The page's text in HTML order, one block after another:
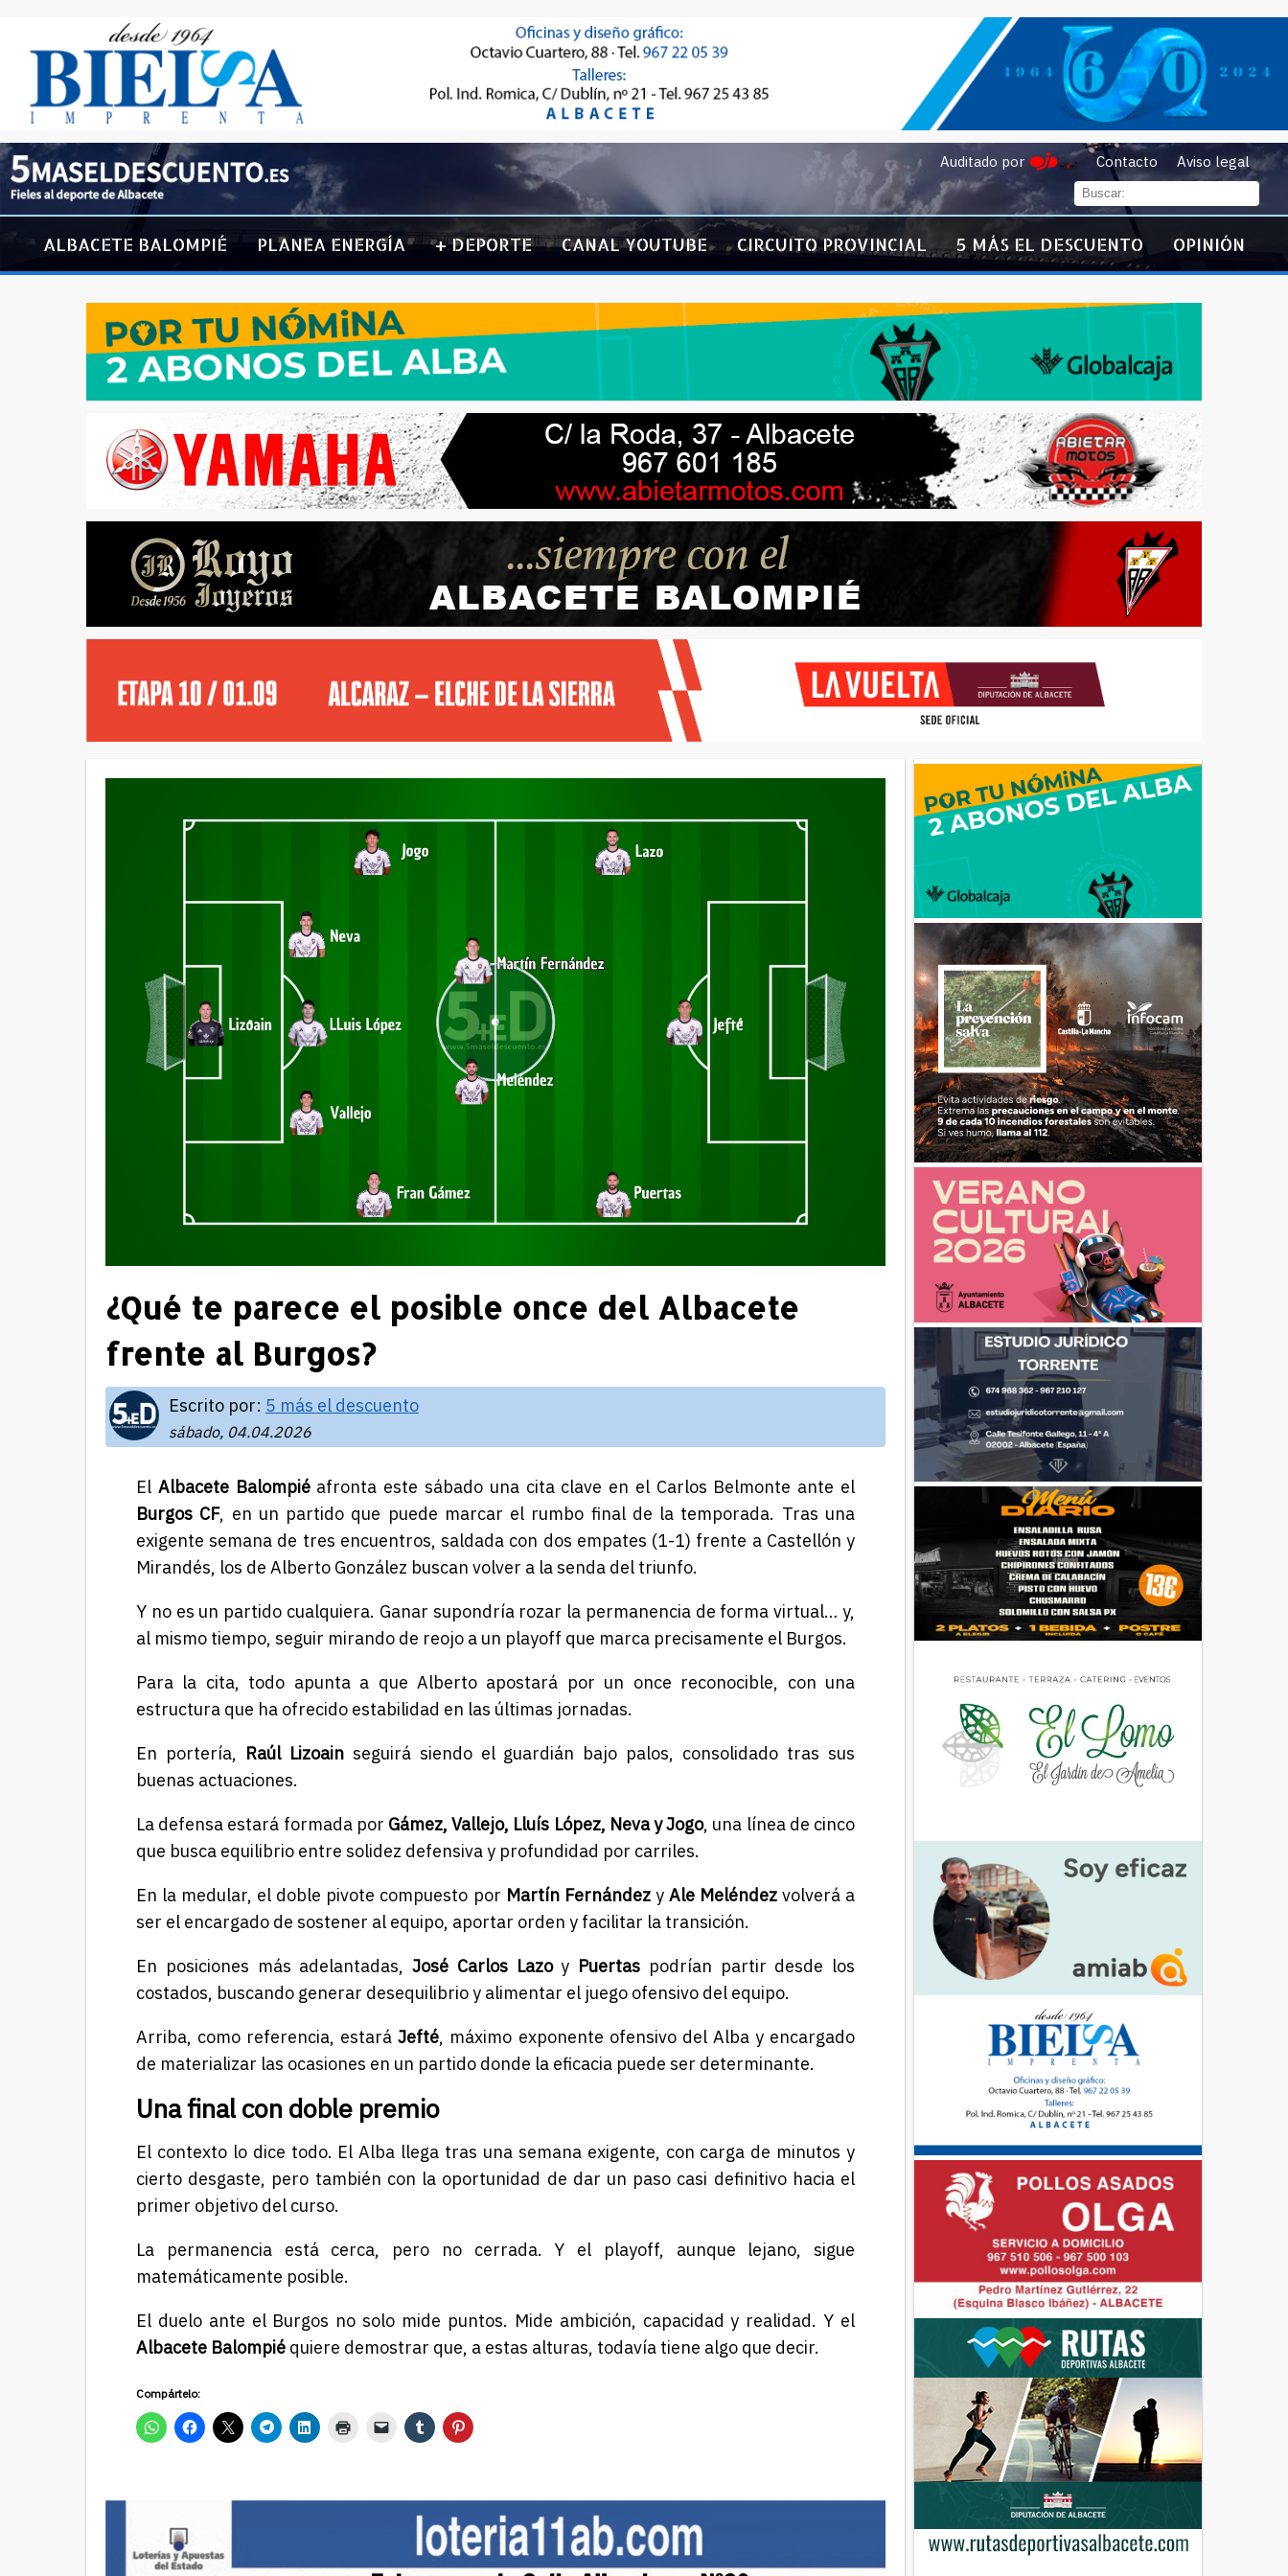
Auditado por Contacto Aviso legal
ALBACETE BALOMPIÉ PLANEA ENERGÍA + DEPORTE CANAL YOUTUBE CIRCUITO PROVINCIAL 5 MÁS EL DESCUENTO OPINIÓN
¿Qué te parece el posible once del Albacete
frente al Burgos?
Escrito por: 5 más el descuento
sábado, 04.04.2026
El Albacete Balompiéafronta este sábado una cita clave en el Carlos Belmonte ante el
Burgos CF, en un partido que puede marcar el rumbo final de la temporada. Tras una
exigente semana de tres encuentros, saldada con dos empates (1-1) frente a Castellón y
Mirandés, los de Alberto González buscan volver a la senda del triunfo.
Y no es un partido cualquiera. Ganar supondría rozar la permanencia de forma virtual… y,
al mismo tiempo, seguir mirando de reojo a un playoff que marca precisamente el Burgos.
Para la cita, todo apunta a que Alberto apostará por un once reconocible, con una
estructura que ha ofrecido estabilidad en las últimas jornadas.
En portería, Raúl Lizoainseguirá siendo el guardián bajo palos, consolidado tras sus
buenas actuaciones.
La defensa estará formada por Gámez, Vallejo, Lluís López, Neva y Jogo, una línea de cinco
que busca equilibrio entre solidez defensiva y profundidad por carriles.
En la medular, el doble pivote compuesto por Martín Fernándezy Ale Meléndezvolverá a
ser el encargado de sostener al equipo, aportar orden y facilitar la transición.
En posiciones más adelantadas, José Carlos Lazoy Puertas podrían partir desde los
costados, buscando generar desequilibrio y alimentar el juego ofensivo del equipo.
Arriba, como referencia, estaráJefté, máximo exponente ofensivo del Alba y encargado
de materializar las ocasiones en un partido donde la eficacia puede ser determinante.
Una final con doble premio
El contexto lo dice todo. El Alba llega tras una semana exigente, con carga de minutos y
cierto desgaste, pero también con la oportunidad de dar un paso casi definitivo hacia el
primer objetivo del curso.
La permanencia está cerca, pero no cerrada. Y el playoff, aunque lejano, sigue
matemáticamente posible.
El duelo ante el Burgos no solo mide puntos. Mide ambición, capacidad y realidad. Y el
Albacete Balompié quiere demostrar que, a estas alturas, todavía tiene algo que decir.
Compártelo: